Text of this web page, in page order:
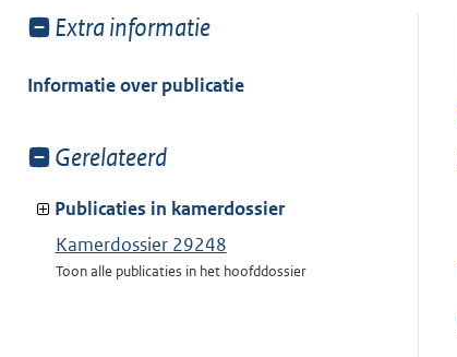
Toon
van:
Extra informatie
Informatie over publicatie
Toon
van:
Gerelateerd
Publicaties in kamerdossier
Kamerdossier 29248
Toon alle publicaties in het hoofddossier